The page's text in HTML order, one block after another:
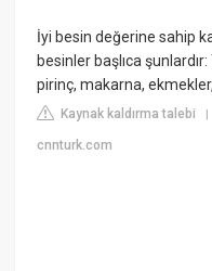
İyi besin değerine sahip
besinler başlıca
pirinç, makarna,
Kaynak kaldırma talebi
cnnturk.com